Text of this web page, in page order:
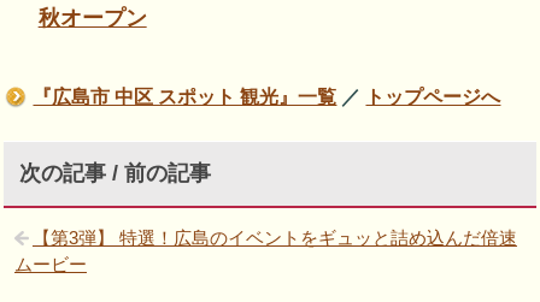
秋オープン
『広島市 中区 スポット 観光』一覧 ／ トップページへ
次の記事 / 前の記事
【第3弾】 特選！広島のイベントをギュッと詰め込んだ倍速
ムービー